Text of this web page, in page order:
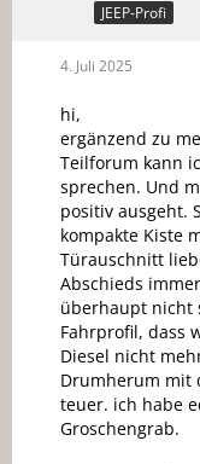
JEEP-Profi
4. Juli 2025
hi,
ergänzend zu
Teilforum kann
sprechen. Und
positiv ausgeht.
kompakte Kiste
Türauschnitt
Abschieds
überhaupt nicht
Fahrprofil, dass
Diesel nicht
Drumherum mit
teuer. ich habe
Groschengrab.